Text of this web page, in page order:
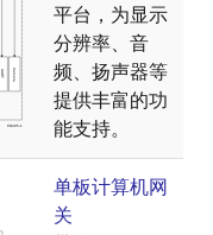
平台，为显示
分辨率、音
频、扬声器等
提供丰富的功
能支持。
单板计算机网
关